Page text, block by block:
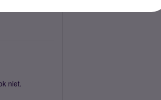
niet.